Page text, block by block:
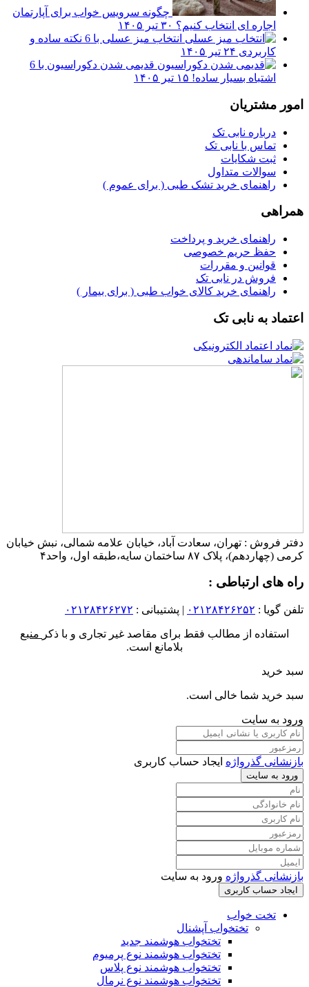
چگونه سرویس خواب برای آپارتمان
اجاره ای انتخاب کنیم؟ ۳۰ تیر ۱۴۰۵
انتخاب میز عسلی با 6 نکته ساده و
کاربردی ۲۴ تیر ۱۴۰۵
قدیمی شدن دکوراسیون با 6
اشتباه بسیار ساده! ۱۵ تیر ۱۴۰۵
امور مشتریان
درباره نابی تک
تماس با نابی تک
ثبت شکایات
سوالات متداول
راهنمای خرید تشک طبی ( برای عموم )
همراهی
راهنمای خرید و پرداخت
حفظ حریم خصوصی
قوانین و مقررات
فروش در نابی تک
راهنمای خرید کالای خواب طبی ( برای بیمار )
اعتماد به نابی تک
دفتر فروش : تهران، سعادت آباد، خیابان علامه شمالی، نبش خیابان
کرمی (چهاردهم)، پلاک ۸۷ ساختمان سایه،طبقه اول، واحد۴
راه های ارتباطی :
تلفن گویا : ۰۲۱۲۸۴۲۶۲۵۲ | پشتیبانی : ۰۲۱۲۸۴۲۶۲۷۲
استفاده از مطالب فقط برای مقاصد غیر تجاری و با ذکر منبع
بلامانع است.
سبد خرید
سبد خرید شما خالی است.
ورود به سایت
بازنشانی گذرواژه ایجاد حساب کاربری
ورود به سایت
بازنشانی گذرواژه ورود به سایت
ایجاد حساب کاربری
تخت خواب
تختخواب آپشنال
تختخواب هوشمند جدید
تختخواب هوشمند نوع پرمیوم
تختخواب هوشمند نوع پلاس
تختخواب هوشمند نوع نرمال